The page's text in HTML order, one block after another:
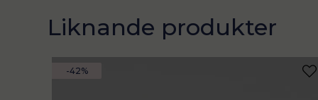
Liknande produkter
-42%